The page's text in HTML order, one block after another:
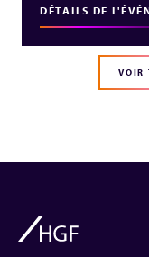
DÉTAILS DE
VOIR